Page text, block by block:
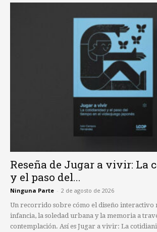
Reseña de Jugar a vivir: La
y el paso del...
Ninguna Parte - 2 de agosto de 2026
Un recorrido sobre cómo el diseño interactivo
infancia, la soledad urbana y la memoria a
contemplación. Así es Jugar a vivir: La